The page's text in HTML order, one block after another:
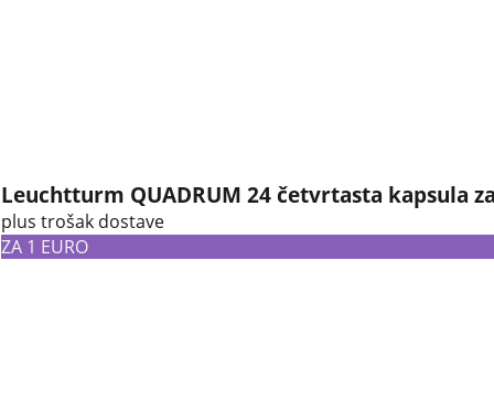
Leuchtturm QUADRUM 24 četvrtasta kapsula
plus trošak dostave
ZA 1 EURO